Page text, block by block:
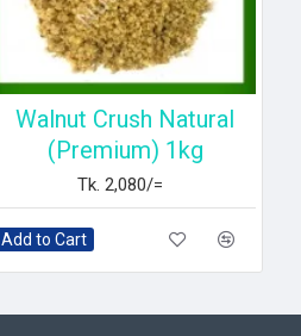
Walnut Crush Natural
(Premium) 1kg
Tk. 2,080/=
Add to Cart